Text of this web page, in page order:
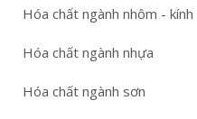
Hóa chất ngành nhôm - kính
Hóa chất ngành nhựa
Hóa chất ngành sơn